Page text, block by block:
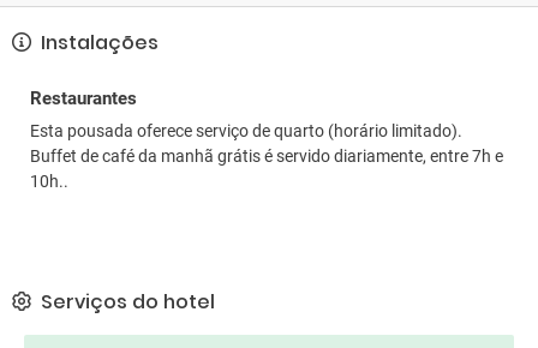
Instalações
Restaurantes
Esta pousada oferece serviço de quarto (horário limitado).
Buffet de café da manhã grátis é servido diariamente, entre 7h e
10h..
Serviços do hotel